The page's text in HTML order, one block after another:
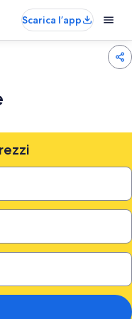
Scarica l’app